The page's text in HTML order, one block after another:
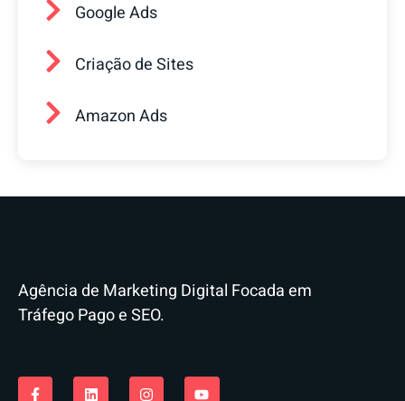
Google Ads
Criação de Sites
Amazon Ads
Agência de Marketing Digital Focada em
Tráfego Pago e SEO.